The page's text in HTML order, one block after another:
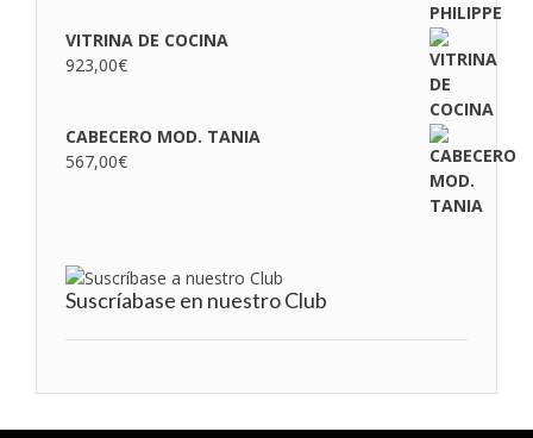
VITRINA DE COCINA
923,00€
CABECERO MOD. TANIA
567,00€
Suscríabase en nuestro Club